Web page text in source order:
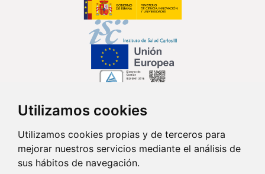
Utilizamos cookies
Utilizamos cookies propias y de terceros para
mejorar nuestros servicios mediante el análisis de
sus hábitos de navegación.
Síguenos en...
Contacto